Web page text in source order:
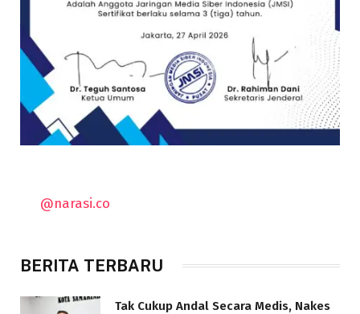
@narasi.co
BERITA TERBARU
Tak Cukup Andal Secara Medis, Nakes